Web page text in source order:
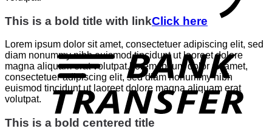
This is a bold title with linkClick here
Lorem ipsum dolor sit amet, consectetuer adipiscing elit, sed
diam nonummy nibh euismod tincidunt ut laoreet dolore
magna aliquam erat volutpat.Lorem ipsum dolor sit amet,
consectetuer adipiscing elit, sed diam nonummy nibh
euismod tincidunt ut laoreet dolore magna aliquam erat
volutpat.
This is a bold centered title